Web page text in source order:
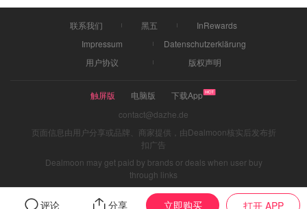
评论 分享 立即购买 打开 APP
联系我们 黑五
InRewards
Impressum
Datenschutzerklärung
用户协议
版权声明
触屏版 电脑版
下载App
contact@dazhe.de
页面信息由用户分享或品牌、商家提供，由Dealmoon核实后发布折
扣广告
Dealmoon may get paid by brands or deals when user buy
through links